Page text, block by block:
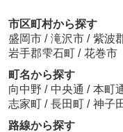
市区町村から探す
盛岡市 / 滝沢市 / 紫波
岩手郡雫石町 / 花巻市
町名から探す
向中野 / 中央通 / 本町
志家町 / 長田町 / 神子
路線から探す